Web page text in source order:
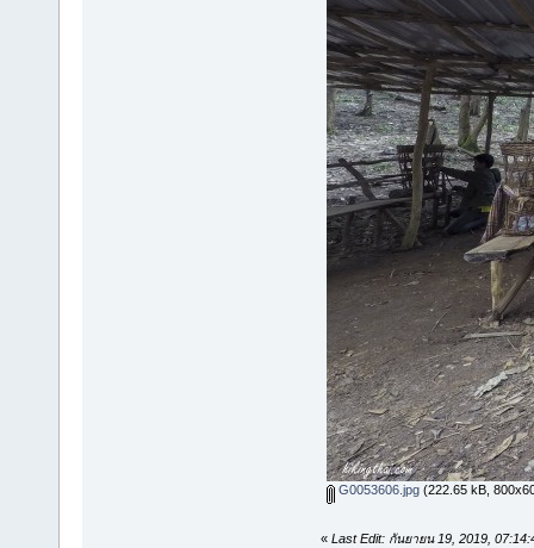
G0053606.jpg(222.65 kB,
« Last Edit: กันยายน 19, 2019,